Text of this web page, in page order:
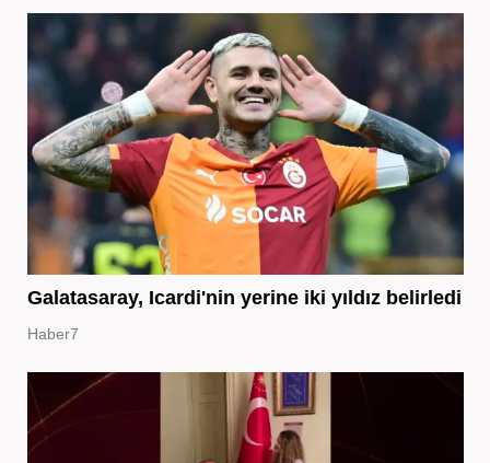
Galatasaray, Icardi'nin yerine iki yıldız belirledi
Haber7